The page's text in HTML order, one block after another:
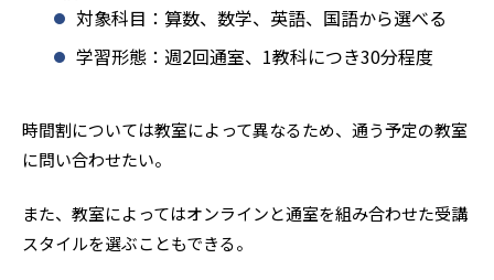
対象科目：算数、数学、英語、国語から選べる
学習形態：週2回通室、1教科につき30分程度
時間割については教室によって異なるため、通う予定の教室
に問い合わせたい。
また、教室によってはオンラインと通室を組み合わせた受講
スタイルを選ぶこともできる。